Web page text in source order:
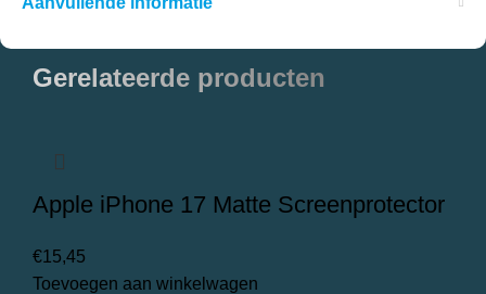
Gerelateerde producten
Apple iPhone 17 Matte Screenprotector
€15,45
Toevoegen aan winkelwagen